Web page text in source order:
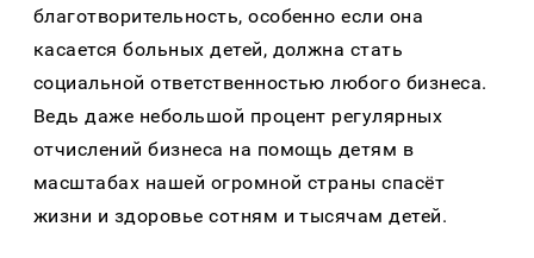
благотворительность, особенно если она
касается больных детей, должна стать
социальной ответственностью любого бизнеса.
Ведь даже небольшой процент регулярных
отчислений бизнеса на помощь детям в
масштабах нашей огромной страны спасёт
жизни и здоровье сотням и тысячам детей.